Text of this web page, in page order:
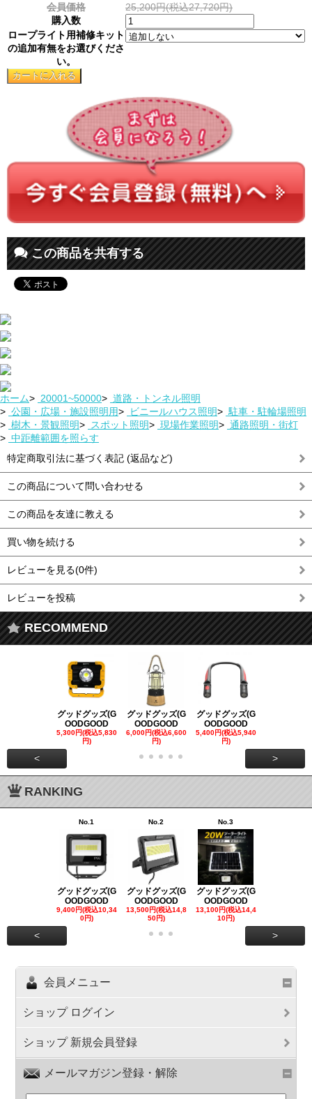
会員価格
25,200円(税込27,720円)
購入数
ロープライト用補修キット
の追加有無をお選びくださ
い。
この商品を共有する
ホーム> 20001~50000> 道路・トンネル照明
> 公園・広場・施設照明用> ビニールハウス照明> 駐車・駐輪場照明
> 樹木・景観照明> スポット照明> 現場作業照明> 通路照明・街灯
> 中距離範囲を照らす
特定商取引法に基づく表記 (返品など)
この商品について問い合わせる
この商品を友達に教える
買い物を続ける
レビューを見る(0件)
レビューを投稿
RECOMMEND
グッドグッズ(G
OODGOOD
5,300円(税込5,830
円)
グッドグッズ(G
OODGOOD
6,000円(税込6,600
円)
グッドグッズ(G
OODGOOD
5,400円(税込5,940
円)
< >
RANKING
No.1
グッドグッズ(G
OODGOOD
9,400円(税込10,34
0円)
No.2
グッドグッズ(G
OODGOOD
13,500円(税込14,8
50円)
No.3
グッドグッズ(G
OODGOOD
13,100円(税込14,4
10円)
< >
会員メニュー
ショップ ログイン
ショップ 新規会員登録
メールマガジン登録・解除